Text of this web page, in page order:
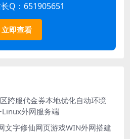
Q：651905651
立即查看
跨服代金券本地优化自动环境
外网服务端
文字修仙网页游戏WIN外网搭建